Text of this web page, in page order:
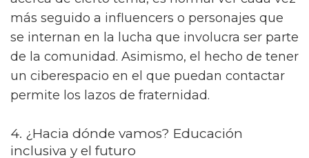
Desde el África, Samuel K., refugiado LGBTQ+
ugandés que reside ahora en España, relata:
“Me fui porque temía por mi vida. En mi país,
inhumano. Aquí he podido empezar de
nuevo, pero no olvido lo que mis hermanos y